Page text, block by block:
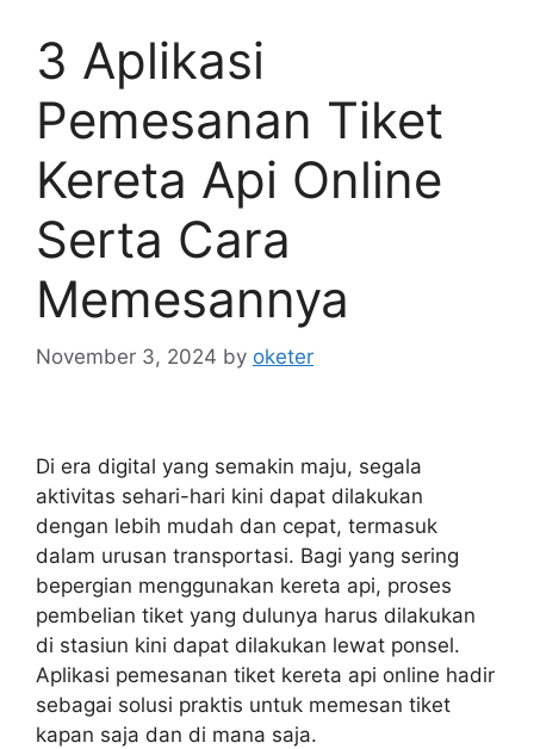
3 Aplikasi
Pemesanan Tiket
Kereta Api Online
Serta Cara
Memesannya
November 3, 2024 by oketer
Di era digital yang semakin maju, segala
aktivitas sehari-hari kini dapat dilakukan
dengan lebih mudah dan cepat, termasuk
dalam urusan transportasi. Bagi yang sering
bepergian menggunakan kereta api, proses
pembelian tiket yang dulunya harus dilakukan
di stasiun kini dapat dilakukan lewat ponsel.
Aplikasi pemesanan tiket kereta api online hadir
sebagai solusi praktis untuk memesan tiket
kapan saja dan di mana saja.